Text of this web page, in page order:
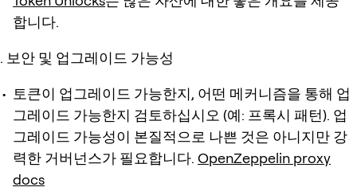
합니다.
보안 및 업그레이드 가능성
토큰이 업그레이드 가능한지, 어떤 메커니즘을 통해 업
그레이드 가능한지 검토하십시오 (예: 프록시 패턴). 업
그레이드 가능성이 본질적으로 나쁜 것은 아니지만 강
력한 거버넌스가 필요합니다. OpenZeppelin proxy
docs